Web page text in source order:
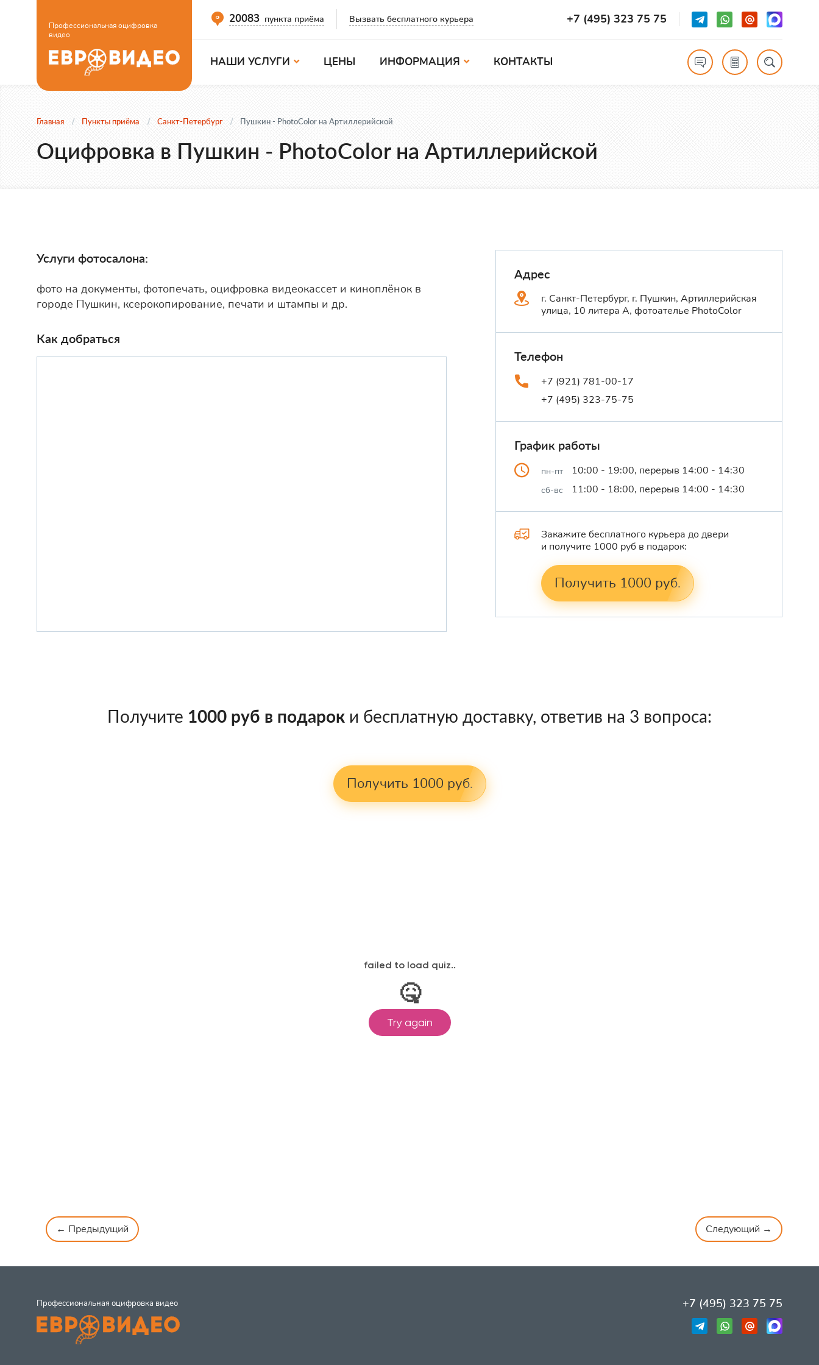
Профессиональная оцифровка
видео
20083 пункта приёма Вызвать бесплатного курьера +7 (495) 323 75 75
НАШИ УСЛУГИ ЦЕНЫ ИНФОРМАЦИЯ КОНТАКТЫ
Главная Пункты приёма Санкт-Петербург Пушкин - PhotoColor на Артиллерийской
Оцифровка в Пушкин - PhotoColor на Артиллерийской
Услуги фотосалона:
фото на документы, фотопечать, оцифровка видеокассет и киноплёнок в
городе Пушкин, ксерокопирование, печати и штампы и др.
Как добраться
Адрес
г. Санкт-Петербург, г. Пушкин, Артиллерийская
улица, 10 литера А, фотоателье PhotoColor
Телефон
+7 (921) 781-00-17
+7 (495) 323-75-75
График работы
пн-пт 10:00 - 19:00, перерыв 14:00 - 14:30
сб-вс 11:00 - 18:00, перерыв 14:00 - 14:30
Закажите бесплатного курьера до двери
и получите 1000 руб в подарок:
Получить 1000 руб.
Получите 1000 руб в подарок и бесплатную доставку, ответив на 3 вопроса:
Получить 1000 руб.
← Предыдущий Следующий →
Профессиональная оцифровка видео +7 (495) 323 75 75